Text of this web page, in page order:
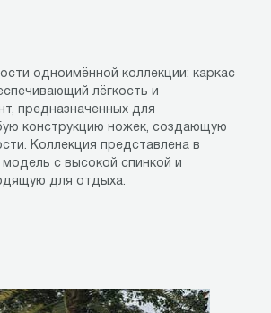
одноимённой коллекции: каркас
лёгкость и
предназначенных для
конструкцию ножек, создающую
Коллекция представлена в
модель с высокой спинкой и
для отдыха.